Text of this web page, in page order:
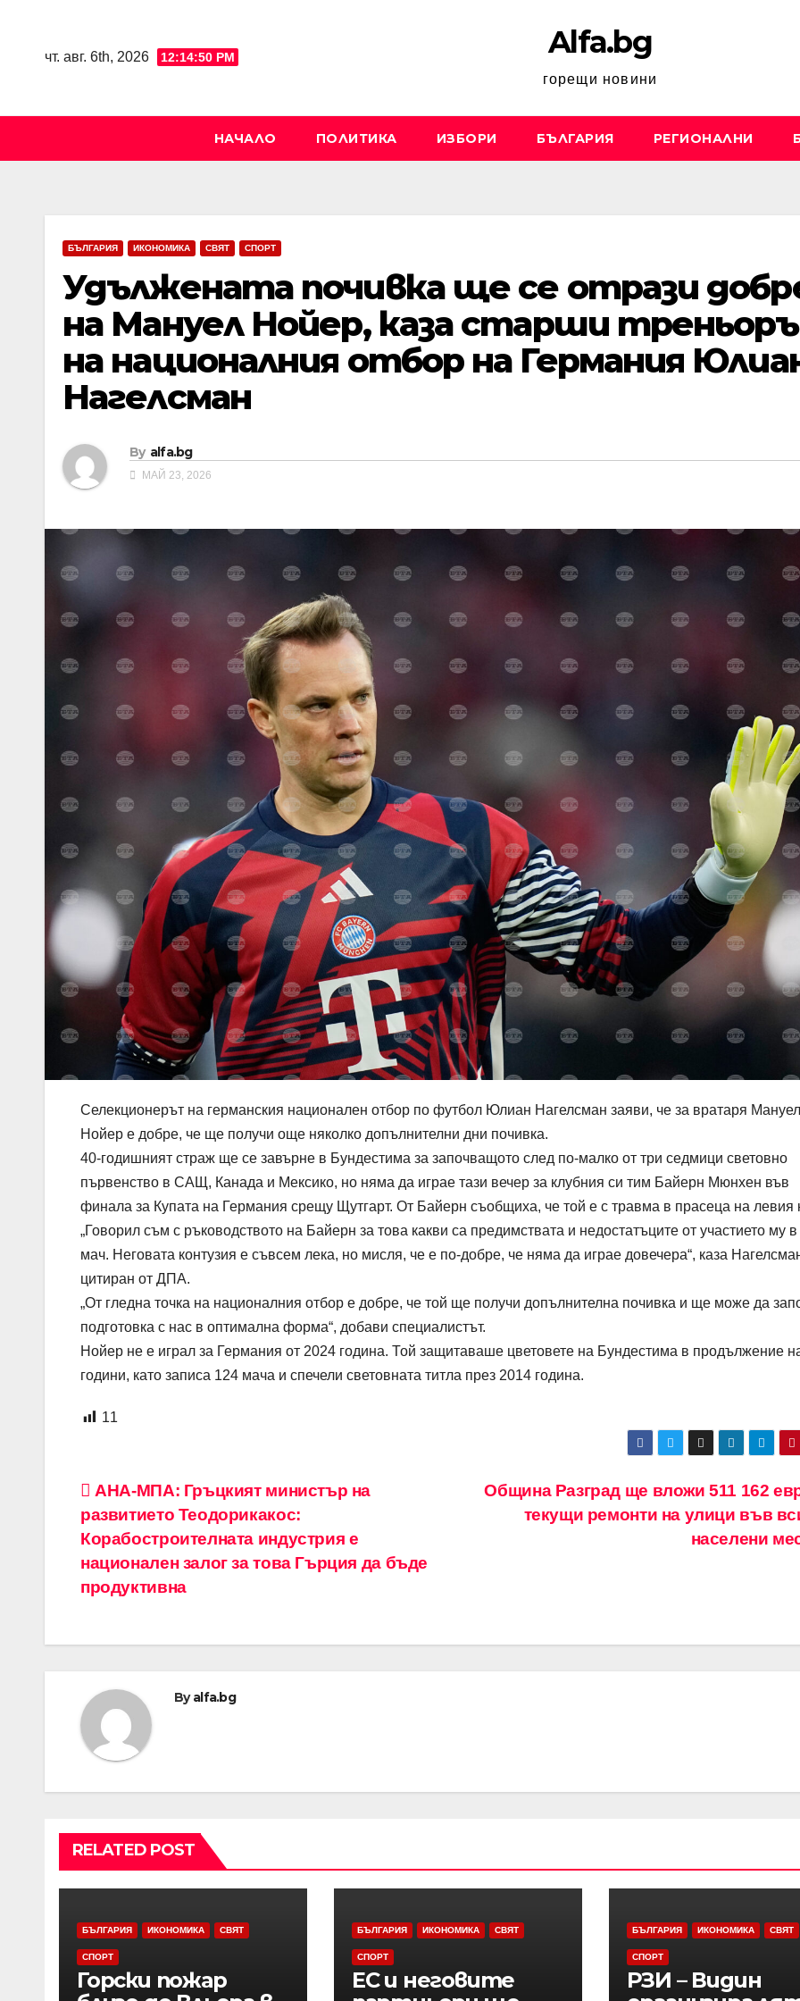
чт. авг. 6th, 2026 12:14:51 PM Alfa.bg
горещи новини
НАЧАЛО ПОЛИТИКА ИЗБОРИ БЪЛГАРИЯ РЕГИОНАЛНИ
БЪЛГАРИЯ ИКОНОМИКА СВЯТ СПОРТ
Удължената почивка ще се отрази
на Мануел Нойер, каза старши
на националния отбор на Германия
Нагелсман
By alfa.bg
МАЙ 23, 2026
Селекционерът на германския национален отбор по футбол Юлиан Нагелсман заяви, че за вратаря Мануел
Нойер е добре, че ще получи още няколко допълнителни дни почивка.
40-годишният страж ще се завърне в Бундестима за започващото след по-малко от три седмици световно
първенство в САЩ, Канада и Мексико, но няма да играе тази вечер за клубния си тим Байерн Мюнхен във
финала за Купата на Германия срещу Щутгарт. От Байерн съобщиха, че той е с травма в прасеца на левия
„Говорил съм с ръководството на Байерн за това какви са предимствата и недостатъците от участието му в
мач. Неговата контузия е съвсем лека, но мисля, че е по-добре, че няма да играе довечера“, каза
цитиран от ДПА.
„От гледна точка на националния отбор е добре, че той ще получи допълнителна почивка и ще може да
подготовка с нас в оптимална форма“, добави специалистът.
Нойер не е играл за Германия от 2024 година. Той защитаваше цветовете на Бундестима в продължение
години, като записа 124 мача и спечели световната титла през 2014 година.
11
Навигация
Община Разград ще вложи 511 162
текущи ремонти на улици във
населени
АНА-МПА: Гръцкият министър на
развитието Теодорикакос:
Корабостроителната индустрия е
национален залог за това Гърция да бъде
продуктивна
Byalfa.bg
RELATED POST
БЪЛГАРИЯ ИКОНОМИКА СВЯТ
СПОРТ
Горски пожар
БЪЛГАРИЯ ИКОНОМИКА СВЯТ
СПОРТ
ЕС и неговите
БЪЛГАРИЯ ИКОНОМИКА СВЯТ
СПОРТ
РЗИ – Видин